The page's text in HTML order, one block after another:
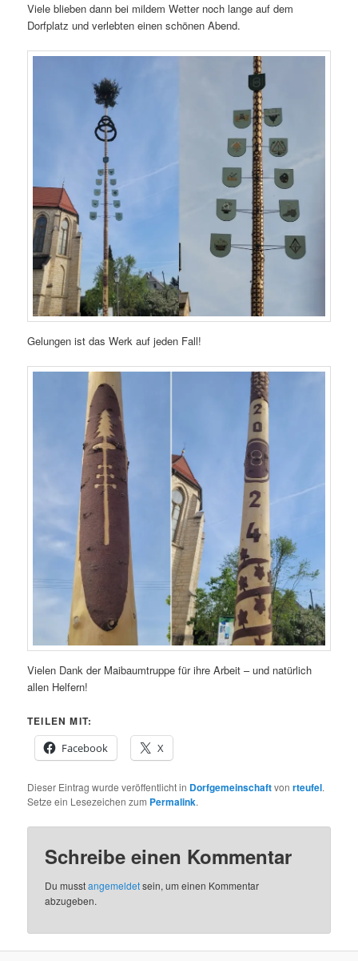
Viele blieben dann bei mildem Wetter noch lange auf dem
Dorfplatz und verlebten einen schönen Abend.
Gelungen ist das Werk auf jeden Fall!
Vielen Dank der Maibaumtruppe für ihre Arbeit – und natürlich
allen Helfern!
TEILEN MIT:
Facebook
X
Dieser Eintrag wurde veröffentlicht in Dorfgemeinschaftvonrteufel.
Setze ein Lesezeichen zum Permalink.
Schreibe einen Kommentar
Du musstangemeldetsein, um einen Kommentar
abzugeben.